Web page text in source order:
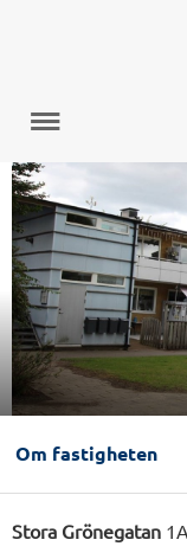
Om fastigheten
Stora Grönegatan